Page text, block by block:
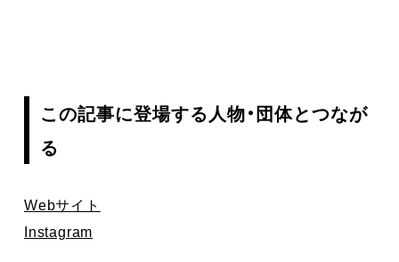
この記事に登場する人物・団体とつなが
る
Webサイト
Instagram